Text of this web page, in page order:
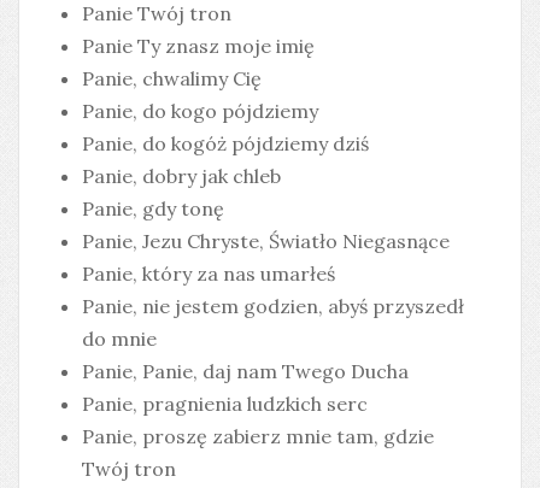
Panie Twój tron
Panie Ty znasz moje imię
Panie, chwalimy Cię
Panie, do kogo pójdziemy
Panie, do kogóż pójdziemy dziś
Panie, dobry jak chleb
Panie, gdy tonę
Panie, Jezu Chryste, Światło Niegasnące
Panie, który za nas umarłeś
Panie, nie jestem godzien, abyś przyszedł
do mnie
Panie, Panie, daj nam Twego Ducha
Panie, pragnienia ludzkich serc
Panie, proszę zabierz mnie tam, gdzie
Twój tron